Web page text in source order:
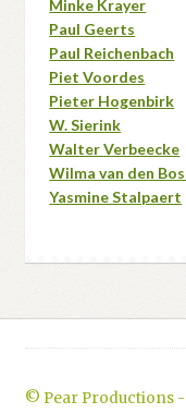
Minke Krayer
Paul Geerts
Paul Reichenbach
Piet Voordes
Pieter Hogenbirk
W. Sierink
Walter Verbeecke
Wilma van den
Yasmine Stalpaert
© Pear Productions -